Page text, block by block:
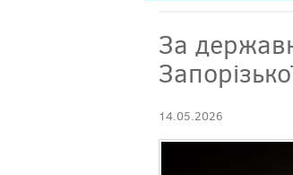
За
14.05.2026